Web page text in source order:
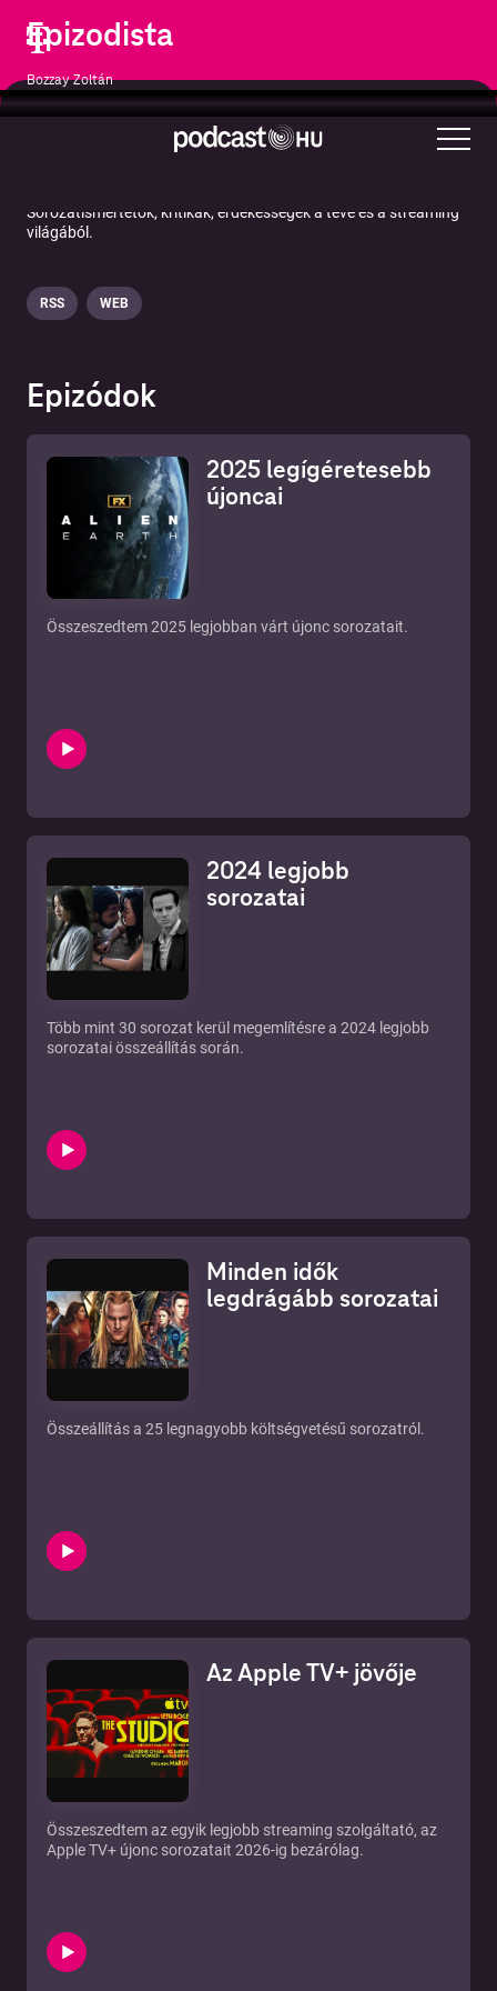
Epizodista
Bozzay Zoltán
Sorozatismertetők, kritikák, érdekességek a tévé és a streaming
világából.
RSS WEB
Epizódok
2025 legígéretesebb
újoncai
Összeszedtem 2025 legjobban várt újonc sorozatait.
2024 legjobb
sorozatai
Több mint 30 sorozat kerül megemlítésre a 2024 legjobb
sorozatai összeállítás során.
Minden idők
legdrágább sorozatai
Összeállítás a 25 legnagyobb költségvetésű sorozatról.
Az Apple TV+ jövője
Összeszedtem az egyik legjobb streaming szolgáltató, az
Apple TV+ újonc sorozatait 2026-ig bezárólag.